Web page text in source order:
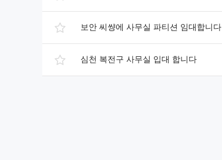
보안 씨썅에 사무실 파티션 임대합니다
심천 복전구 사무실 입대 합니다